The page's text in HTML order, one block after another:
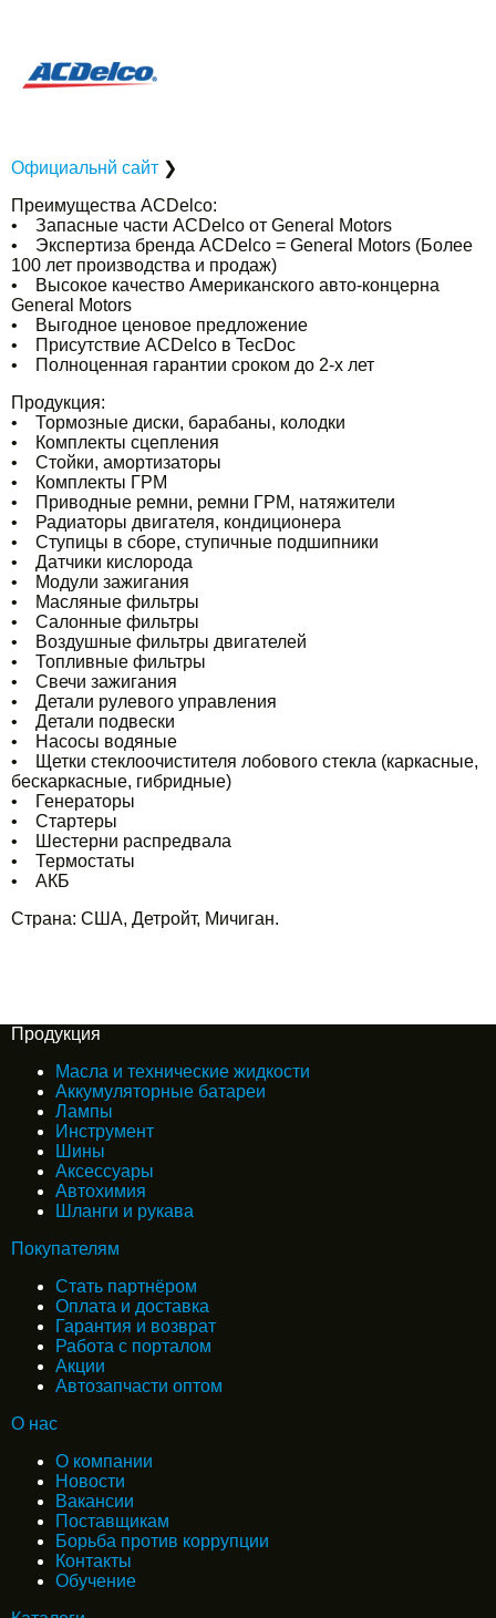
Официальнй сайт ❯
Преимущества ACDelco:
• Запасные части ACDelco от General Motors
• Экспертиза бренда ACDelco = General Motors (Более
100 лет производства и продаж)
• Высокое качество Американского авто-концерна
General Motors
• Выгодное ценовое предложение
• Присутствие ACDelco в TecDoc
• Полноценная гарантии сроком до 2-х лет
Продукция:
• Тормозные диски, барабаны, колодки
• Комплекты сцепления
• Стойки, амортизаторы
• Комплекты ГРМ
• Приводные ремни, ремни ГРМ, натяжители
• Радиаторы двигателя, кондиционера
• Ступицы в сборе, ступичные подшипники
• Датчики кислорода
• Модули зажигания
• Масляные фильтры
• Салонные фильтры
• Воздушные фильтры двигателей
• Топливные фильтры
• Свечи зажигания
• Детали рулевого управления
• Детали подвески
• Насосы водяные
• Щетки стеклоочистителя лобового стекла (каркасные,
бескаркасные, гибридные)
• Генераторы
• Стартеры
• Шестерни распредвала
• Термостаты
• АКБ
Страна: США, Детройт, Мичиган.
Продукция
Масла и технические жидкости
Аккумуляторные батареи
Лампы
Инструмент
Шины
Аксессуары
Автохимия
Шланги и рукава
Покупателям
Стать партнёром
Оплата и доставка
Гарантия и возврат
Работа с порталом
Акции
Автозапчасти оптом
О нас
О компании
Новости
Вакансии
Поставщикам
Борьба против коррупции
Контакты
Обучение